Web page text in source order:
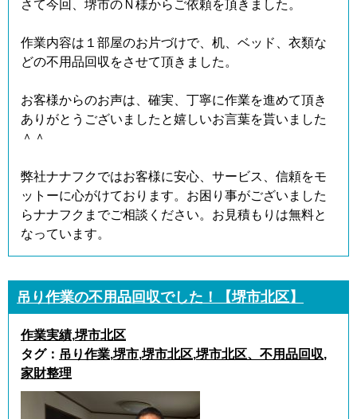
さて今回、堺市のＮ様からご依頼を頂きました。
作業内容は１部屋のお片づけで、机、ベッド、衣類な
どの不用品回収をさせて頂きました。
お客様からのお声は、確実、丁寧に作業を進めて頂き
ありがとうございましたと嬉しいお言葉を貰いました
＾＾
弊社ナナフクではお客様に安心、サービス、信頼をモ
ットーに心がけております。お困り事がございました
らナナフクまでご相談ください。お見積もりは無料と
なっています。
吊り作業の不用品回収でした！【堺市北区】
作業実績,堺市北区
タグ： 吊り作業,堺市,堺市北区,堺市北区、不用品回収,
家財整理